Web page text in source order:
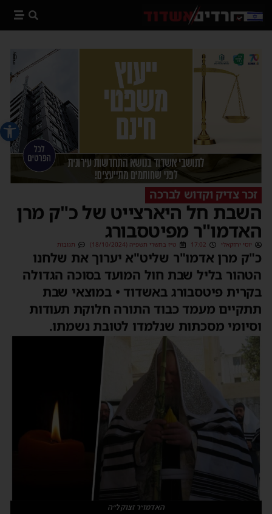
פתח
זכר צדיק וקדוש לברכה
השבת חל היארצייט של כ"ק מרן
האדמו"ר מפיטסבורג
יוסי יחזקאלי 17:02 ט״ז בתשרי תשפ״ה (18/10/2024) תגובות
כ"ק מרן אדמו"ר שליט"א יערוך את שלחנו
הטהור בליל שבת חול המועד בסוכה הגדולה
בקרית פיטסבורג באשדוד • במוצאי שבת
תתקיים מעמד כבוד התורה חלוקת תעודות
וסיומי מסכתות שנלמדו לטובת נשמתו.
האדמו״ר זצוקל״ה